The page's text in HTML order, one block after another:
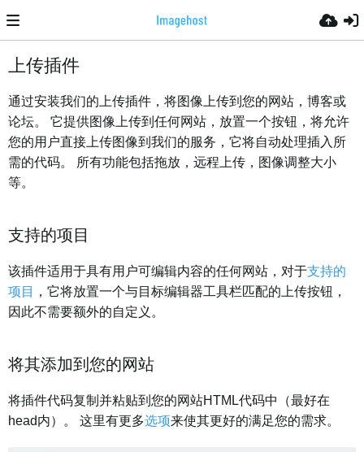
上传插件
通过安装我们的上传插件，将图像上传到您的网站，博客或
论坛。 它提供图像上传到任何网站，放置一个按钮，将允许
您的用户直接上传图像到我们的服务，它将自动处理插入所
需的代码。 所有功能包括拖放，远程上传，图像调整大小
等。
支持的项目
该插件适用于具有用户可编辑内容的任何网站，对于支持的
项目
，它将放置一个与目标编辑器工具栏匹配的上传按钮，
因此不需要额外的自定义。
将其添加到您的网站
将插件代码复制并粘贴到您的网站HTML代码中（最好在
head内）。 这里有更多选项来使其更好的满足您的需求。